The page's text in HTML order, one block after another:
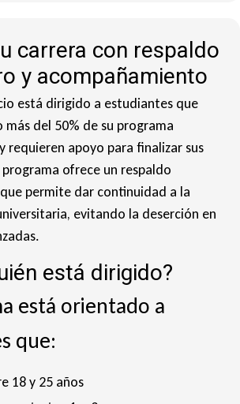
carrera con respaldo
y acompañamiento
está dirigido a estudiantes que
más del 50% de su programa
requieren apoyo para finalizar sus
ofrece un respaldo
permite dar continuidad a la
evitando la deserción en
está dirigido?
está orientado a
que:
18 y 25 años